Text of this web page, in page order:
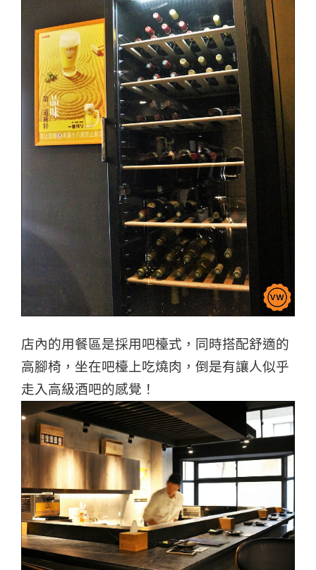
店內的用餐區是採用吧檯式，同時搭配舒適的
高腳椅，坐在吧檯上吃燒肉，倒是有讓人似乎
走入高級酒吧的感覺！